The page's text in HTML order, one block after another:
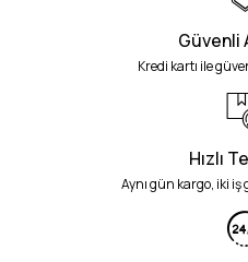
Güvenli
Kredi kartı ile
Hızlı
Aynı gün kargo, iki